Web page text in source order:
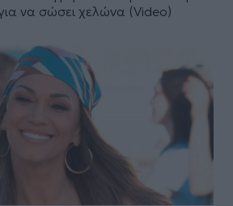
να σώσει χελώνα (Video)